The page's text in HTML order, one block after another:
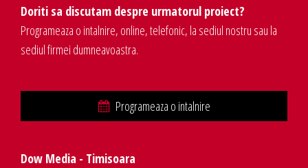
Doriti sa discutam despre urmatorul proiect?
Programeaza o intalnire, online, telefonic, la sediul nostru sau la
sediul firmei dumneavoastra.
Programeaza o intalnire
Dow Media - Timisoara